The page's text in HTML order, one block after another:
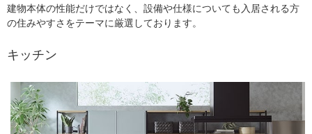
建物本体の性能だけではなく、設備や仕様についても入居される方
の住みやすさをテーマに厳選しております。
キッチン